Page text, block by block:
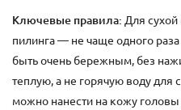
Ключевые правила: Для сухой
пилинга — не чаще одного
быть очень бережным, без
теплую, а не горячую воду
можно нанести на кожу